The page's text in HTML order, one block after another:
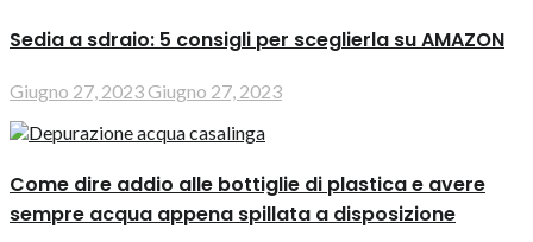
Sedia a sdraio: 5 consigli per sceglierla su AMAZON
Giugno 27, 2023Giugno 27, 2023
Come dire addio alle bottiglie di plastica e avere
sempre acqua appena spillata a disposizione